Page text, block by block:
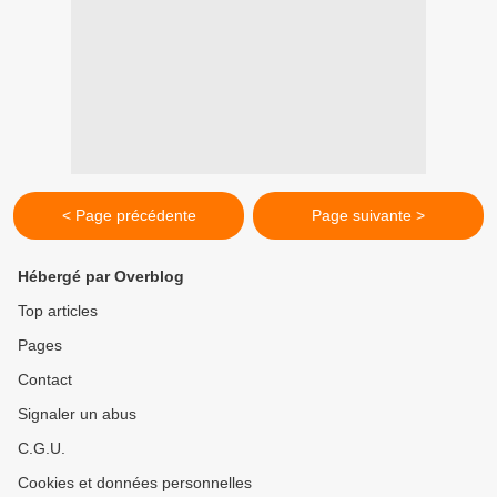
< Page précédente Page suivante >
Hébergé par Overblog
Top articles
Pages
Contact
Signaler un abus
C.G.U.
Cookies et données personnelles